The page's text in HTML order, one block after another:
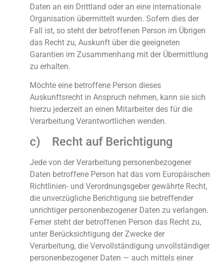
Daten an ein Drittland oder an eine internationale
Organisation übermittelt wurden. Sofern dies der
Fall ist, so steht der betroffenen Person im Übrigen
das Recht zu, Auskunft über die geeigneten
Garantien im Zusammenhang mit der Übermittlung
zu erhalten.
Möchte eine betroffene Person dieses
Auskunftsrecht in Anspruch nehmen, kann sie sich
hierzu jederzeit an einen Mitarbeiter des für die
Verarbeitung Verantwortlichen wenden.
c) Recht auf Berichtigung
Jede von der Verarbeitung personenbezogener
Daten betroffene Person hat das vom Europäischen
Richtlinien- und Verordnungsgeber gewährte Recht,
die unverzügliche Berichtigung sie betreffender
unrichtiger personenbezogener Daten zu verlangen.
Ferner steht der betroffenen Person das Recht zu,
unter Berücksichtigung der Zwecke der
Verarbeitung, die Vervollständigung unvollständiger
personenbezogener Daten — auch mittels einer